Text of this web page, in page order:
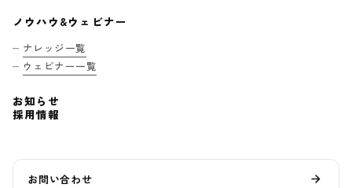
ノウハウ&ウェビナー
ナレッジ一覧
ウェビナー一覧
お知らせ
採用情報
お問い合わせ